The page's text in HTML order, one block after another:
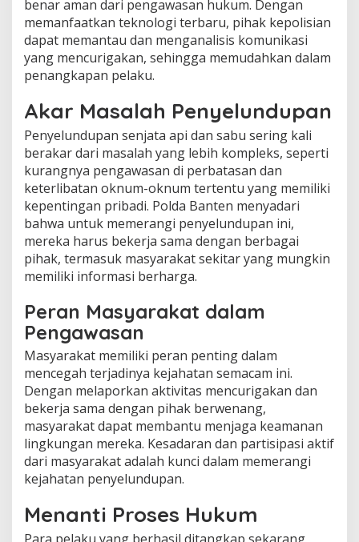
benar aman dari pengawasan hukum. Dengan
memanfaatkan teknologi terbaru, pihak kepolisian
dapat memantau dan menganalisis komunikasi
yang mencurigakan, sehingga memudahkan dalam
penangkapan pelaku.
Akar Masalah Penyelundupan
Penyelundupan senjata api dan sabu sering kali
berakar dari masalah yang lebih kompleks, seperti
kurangnya pengawasan di perbatasan dan
keterlibatan oknum-oknum tertentu yang memiliki
kepentingan pribadi. Polda Banten menyadari
bahwa untuk memerangi penyelundupan ini,
mereka harus bekerja sama dengan berbagai
pihak, termasuk masyarakat sekitar yang mungkin
memiliki informasi berharga.
Peran Masyarakat dalam
Pengawasan
Masyarakat memiliki peran penting dalam
mencegah terjadinya kejahatan semacam ini.
Dengan melaporkan aktivitas mencurigakan dan
bekerja sama dengan pihak berwenang,
masyarakat dapat membantu menjaga keamanan
lingkungan mereka. Kesadaran dan partisipasi aktif
dari masyarakat adalah kunci dalam memerangi
kejahatan penyelundupan.
Menanti Proses Hukum